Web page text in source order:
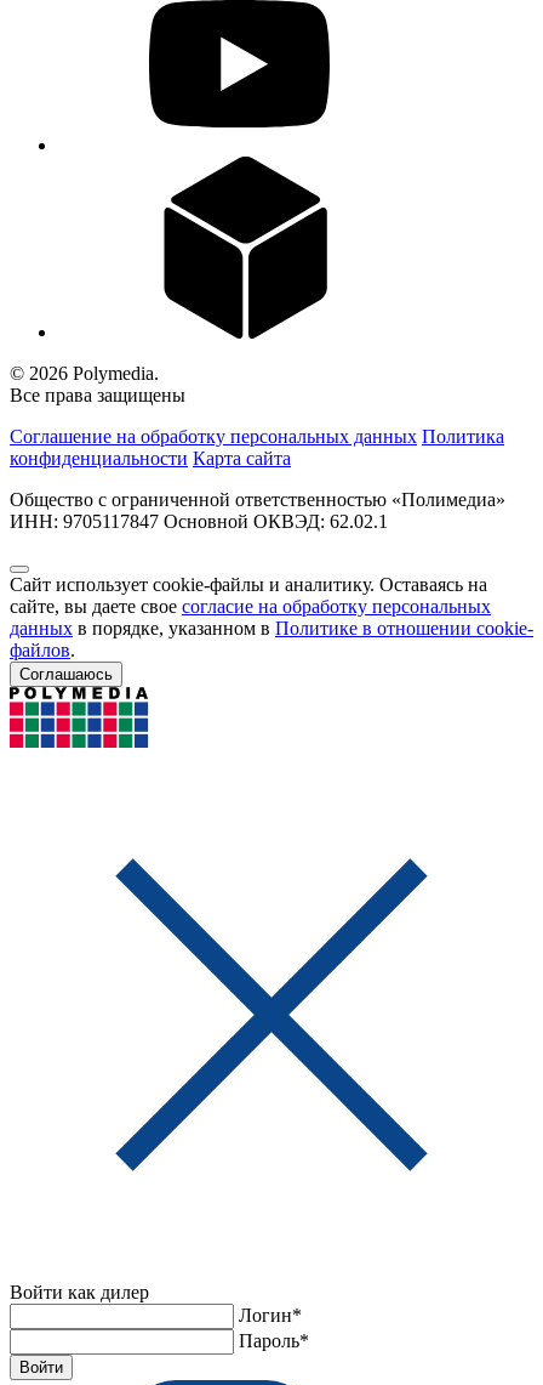
© 2026 Polymedia.
Все права защищены
Соглашение на обработку персональных данных Политика
конфиденциальности Карта сайта
Общество с ограниченной ответственностью «Полимедиа»
ИНН: 9705117847 Основной ОКВЭД: 62.02.1
Сайт использует cookie-файлы и аналитику. Оставаясь на
сайте, вы даете свое согласие на обработку персональных
данных в порядке, указанном в Политике в отношении cookie-
файлов.
Соглашаюсь
Войти как дилер
Логин*
Пароль*
Войти